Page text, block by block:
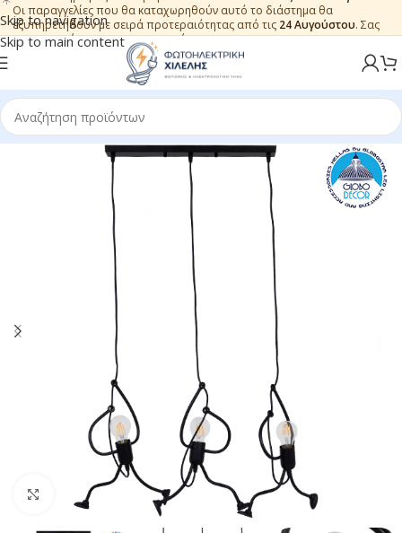
Skip to navigation
Skip to main content
Οι παραγγελίες που θα καταχωρηθούν αυτό το διάστημα θα
εξυπηρετηθούν με σειρά προτεραιότητας από τις 24 Αυγούστου. Σας
ευχαριστούμε για την εμπιστοσύνη.
Κλικ για μεγέθυνση